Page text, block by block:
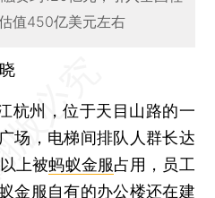
值450亿美元左右
州，位于天目山路的一
场，电梯间排队人群长达
上被蚂蚁金服占用，员工
金服自有的办公楼还在建